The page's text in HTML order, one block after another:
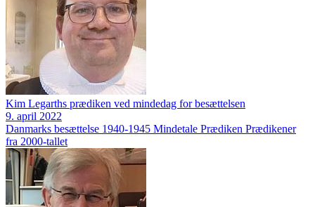
Kim Legarths prædiken ved mindedag for besættelsen
9. april 2022
Danmarks besættelse 1940-1945 Mindetale Prædiken Prædikener
fra 2000-tallet